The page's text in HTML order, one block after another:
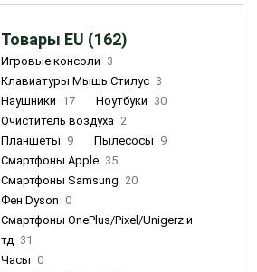
Товары EU (162)
Игровые консоли 3
Клавиатуры Мышь Стилус 3
Наушники 17 Ноутбуки 30
Очиститель воздуха 2
Планшеты 9 Пылесосы 9
Смартфоны Apple 35
Смартфоны Samsung 20
Фен Dyson 0
Смартфоны OnePlus/Pixel/Unigerz и
тд 31
Часы 0